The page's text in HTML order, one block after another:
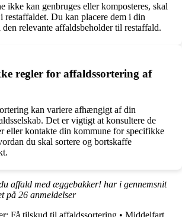
ikke kan genbruges eller komposteres, skal
restaffaldet. Du kan placere dem i din
relevante affaldsbeholder til restaffald.
regler for affaldssortering af
kan variere afhængigt af din
Det er vigtigt at konsultere de
eller kontakte din kommune for specifikke
du skal sortere og bortskaffe
affald med æggebakker! har i gennemsnit
på 26 anmeldelser
Få tilskud til affaldssortering • Middelfart